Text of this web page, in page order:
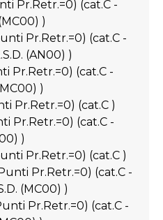
Pr.Retr.=0) (cat.C -
)
Pr.Retr.=0) (cat.C -
(AN00) )
Pr.Retr.=0) (cat.C -
)
Pr.Retr.=0) (cat.C )
Pr.Retr.=0) (cat.C -
)
Pr.Retr.=0) (cat.C )
Pr.Retr.=0) (cat.C -
(MC00) )
Pr.Retr.=0) (cat.C -